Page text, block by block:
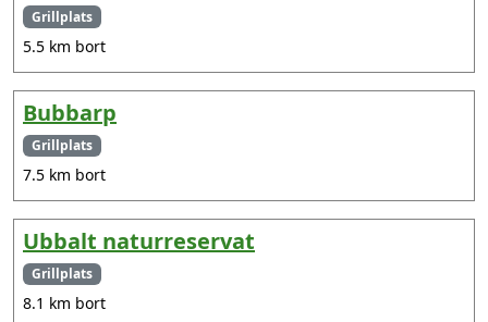
Grillplats
5.5 km bort
Bubbarp
Grillplats
7.5 km bort
Ubbalt naturreservat
Grillplats
8.1 km bort